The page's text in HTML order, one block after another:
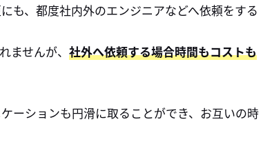
も、都度社内外のエンジニアなどへ依頼をする
ませんが、 社外へ依頼する場合時間もコストも
ーションも円滑に取ることができ、お互いの時